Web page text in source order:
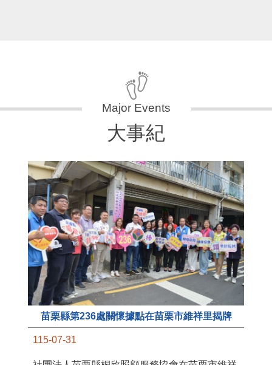
大事紀
苗栗縣第236處關懷據點在苗栗市維祥里揭牌
115-07-31
社團法人苗栗縣桐欣照顧服務協會在苗栗市維祥